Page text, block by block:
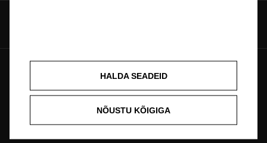
Tulevik kuulub kõigile © Opel 2026
Küpsiste poliitika
Ümbertöötlemine
HALDA SEADEID
NÕUSTU KÕIGIGA